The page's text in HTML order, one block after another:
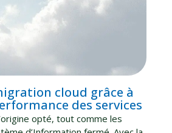
cloud grâce à
des services
opté, tout comme les